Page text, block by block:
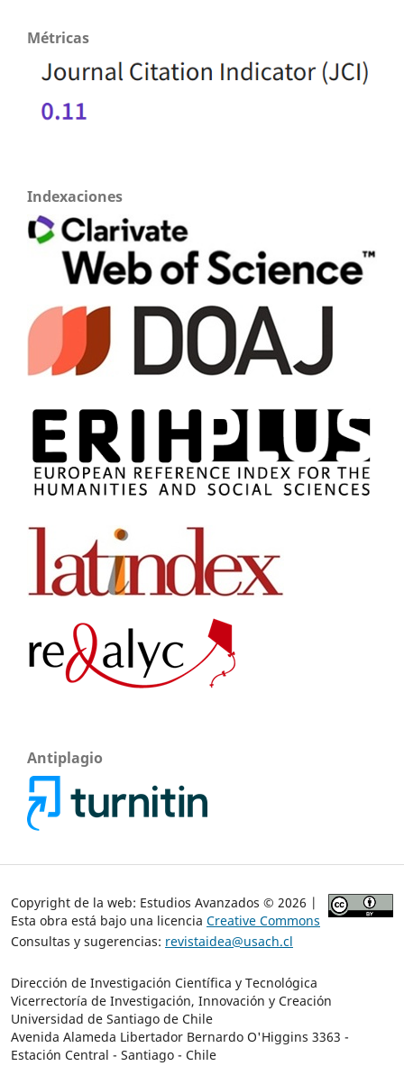
Métricas
Indexaciones
Antiplagio
Copyright de la web: Estudios Avanzados © 2026 |
Esta obra está bajo una licencia Creative Commons
Consultas y sugerencias: revistaidea@usach.cl
Dirección de Investigación Científica y Tecnológica
Vicerrectoría de Investigación, Innovación y Creación
Universidad de Santiago de Chile
Avenida Alameda Libertador Bernardo O'Higgins 3363 -
Estación Central - Santiago - Chile